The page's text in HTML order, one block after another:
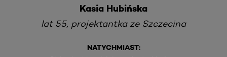
Kasia Hubińska
lat 55, projektantka ze Szczecina
NATYCHMIAST: